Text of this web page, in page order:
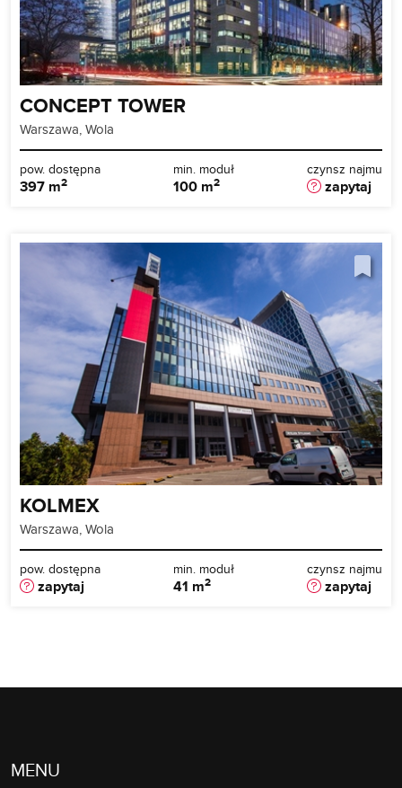
CONCEPT TOWER
Warszawa, Wola
pow. dostępna
397 m2
min. moduł
100 m2
czynsz najmu
zapytaj
KOLMEX
Warszawa, Wola
pow. dostępna
zapytaj
min. moduł
41 m2
czynsz najmu
zapytaj
MENU